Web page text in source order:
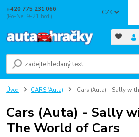
CZK
+420 775 231 066
(Po-Ne, 9-21 hod.)
Úvod CARS (Auta) Cars (Auta) - Sally with
Cars (Auta) - Sally
The World of Cars